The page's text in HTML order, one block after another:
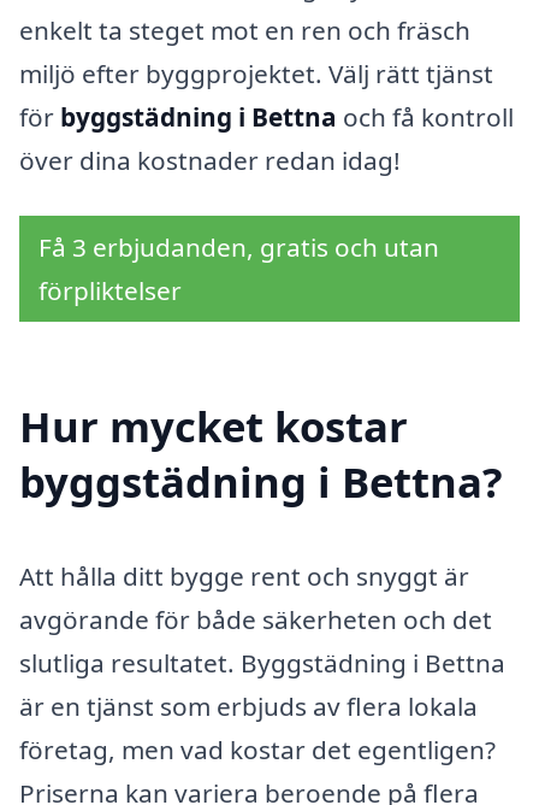
enkelt ta steget mot en ren och fräsch
miljö efter byggprojektet. Välj rätt tjänst
för byggstädning i Bettna och få kontroll
över dina kostnader redan idag!
Få 3 erbjudanden, gratis och utan
förpliktelser
Hur mycket kostar
byggstädning i Bettna?
Att hålla ditt bygge rent och snyggt är
avgörande för både säkerheten och det
slutliga resultatet. Byggstädning i Bettna
är en tjänst som erbjuds av flera lokala
företag, men vad kostar det egentligen?
Priserna kan variera beroende på flera